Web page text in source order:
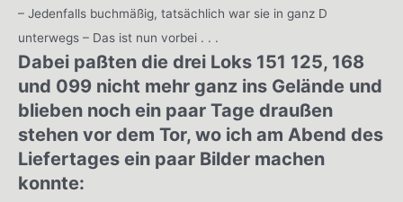
– Jedenfalls buchmäßig, tatsächlich war sie in ganz D
unterwegs – Das ist nun vorbei . . .
Dabei paßten die drei Loks 151 125, 168
und 099 nicht mehr ganz ins Gelände und
blieben noch ein paar Tage draußen
stehen vor dem Tor, wo ich am Abend des
Liefertages ein paar Bilder machen
konnte: